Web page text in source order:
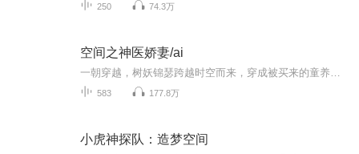
250 74.3万
空间之神医娇妻/ai
583 177.8万
小虎神探队：造梦空间